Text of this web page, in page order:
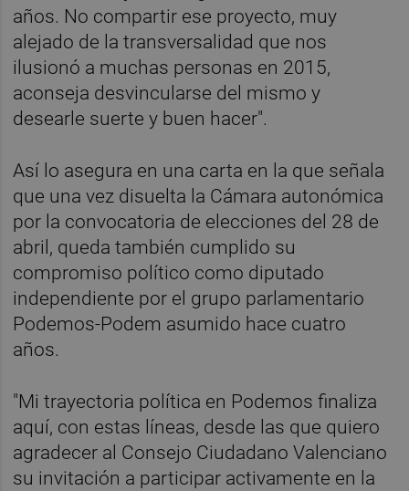
años. No compartir ese proyecto, muy
alejado de la transversalidad que nos
ilusionó a muchas personas en 2015,
aconseja desvincularse del mismo y
desearle suerte y buen hacer".
Así lo asegura en una carta en la que señala
que una vez disuelta la Cámara autonómica
por la convocatoria de elecciones del 28 de
abril, queda también cumplido su
compromiso político como diputado
independiente por el grupo parlamentario
Podemos-Podem asumido hace cuatro
años.
"Mi trayectoria política en Podemos finaliza
aquí, con estas líneas, desde las que quiero
agradecer al Consejo Ciudadano Valenciano
su invitación a participar activamente en la